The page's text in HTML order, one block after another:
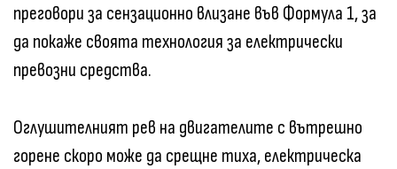
преговори за сензационно влизане във Формула 1, за
да покаже своята технология за електрически
превозни средства.
Оглушителният рев на двигателите с вътрешно
горене скоро може да срещне тиха, електрическа